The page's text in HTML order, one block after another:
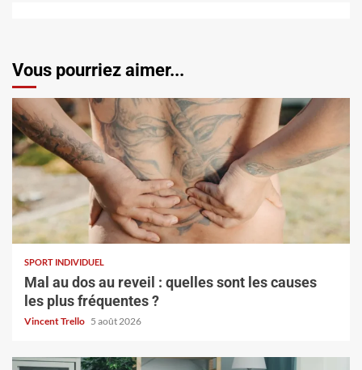
Vous pourriez aimer...
SPORT INDIVIDUEL
Mal au dos au reveil : quelles sont les causes
les plus fréquentes ?
Vincent Trello 5 août 2026